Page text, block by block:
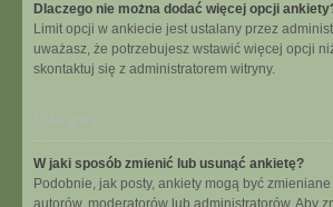
Dlaczego nie można dodać więcej opcji
Limit opcji w ankiecie jest ustalany przez
uważasz, że potrzebujesz wstawić więcej opcji
skontaktuj się z administratorem witryny.
Na górę
W jaki sposób zmienić lub usunąć ankietę?
Podobnie, jak posty, ankiety mogą być
autorów, moderatorów lub administratorów. Aby